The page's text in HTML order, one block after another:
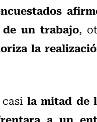
un trabajo,
la
casila mitad de
a un